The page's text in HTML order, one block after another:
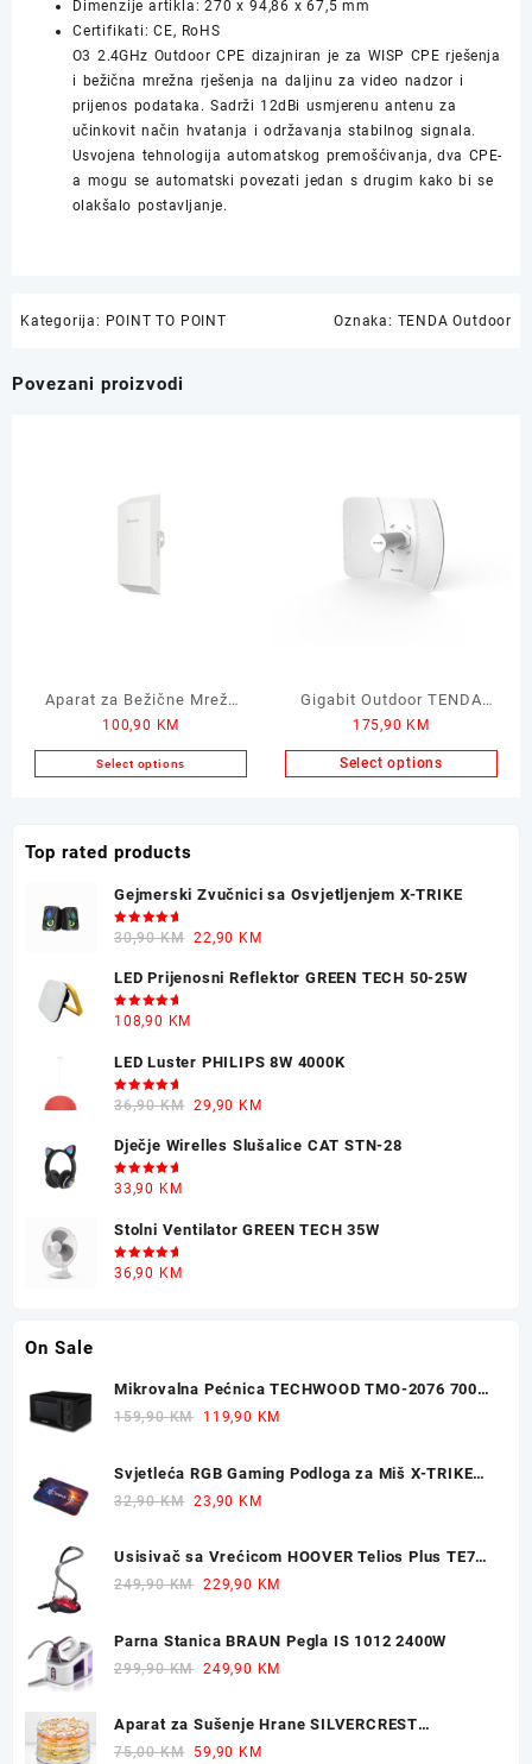
Dimenzije artikla: 270 x 94,86 x 67,5 mm
Certifikati: CE, RoHS
O3 2.4GHz Outdoor CPE dizajniran je za WISP CPE rješenja
i bežična mrežna rješenja na daljinu za video nadzor i
prijenos podataka. Sadrži 12dBi usmjerenu antenu za
učinkovit način hvatanja i održavanja stabilnog signala.
Usvojena tehnologija automatskog premošćivanja, dva CPE-
a mogu se automatski povezati jedan s drugim kako bi se
olakšalo postavljanje.
Kategorija: POINT TO POINT Oznaka: TENDA Outdoor
Povezani proizvodi
Aparat za Bežične Mreže
na Velike Udaljenosti
TENDA Outdoor
100,90 KM
Select options
Gigabit Outdoor TENDA
5GHz 11ac 23dBi CPE O9
175,90 KM
Select options
Top rated products
Gejmerski Zvučnici sa Osvjetljenjem X-TRIKE
Ocjenjeno
5.00 od 5
30,90KM Original
was:
22,90 KMCurrent
is:
LED Prijenosni Reflektor GREEN TECH 50-25W
Ocjenjeno
5.00od 5
108,90 KM
LED Luster PHILIPS 8W 4000K
Ocjenjeno
5.00 od 5
36,90KM Original
was:
29,90 KMCurrent
is:
Dječje Wirelles Slušalice CAT STN-28
Ocjenjeno
5.00 od 5
33,90 KM
Stolni Ventilator GREEN TECH 35W
Ocjenjeno
5.00 od 5
36,90 KM
On Sale
Mikrovalna Pećnica TECHWOOD TMO-2076 700W
20L
159,90KM
Original
was:
119,90 KM
is:
Svjetleća RGB Gaming Podloga za Miš X-TRIKE
77x30cm
32,90KM Original
was:
32,90 KM.
23,90 KMCurrent
is:
23,90 KM.
Usisivač sa Vrećicom HOOVER Telios Plus TE70
700W
249,90KM Original
was:
229,90 KM
is:
Parna Stanica BRAUN Pegla IS 1012 2400W
299,90KM Original
was:
299,90 KM.
249,90 KM
is:
Aparat za Sušenje Hrane SILVERCREST
Dehidrator 350W
75,00KM
Original
59,90 KMCurrent